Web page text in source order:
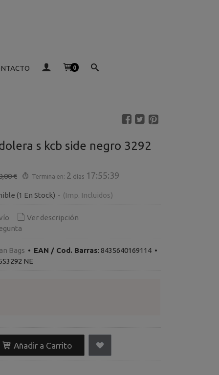
0
s kcb side negro 3292
€ Termina en: 2 días 17:55:38
(1 En Stock) - (Imp. Incluidos)
Ver descripción
Bags • EAN / Cod. Barras: 8435640169114•
NE
Añadir a Carrito